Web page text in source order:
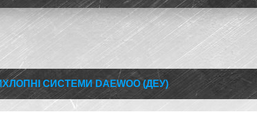
СИСТЕМИ DAEWOO (ДЕУ)